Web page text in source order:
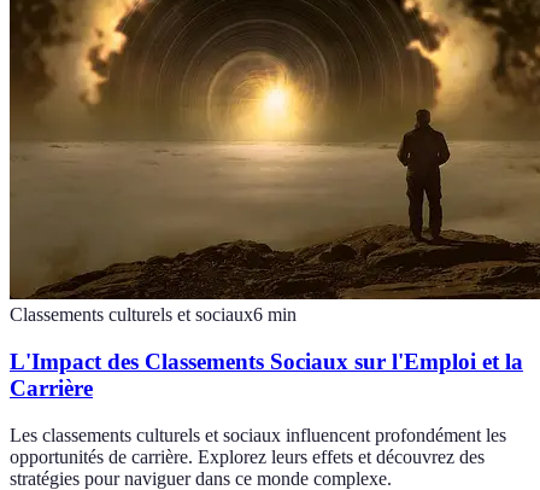
Classements culturels et sociaux6 min
L'Impact des Classements Sociaux sur l'Emploi et la
Carrière
Les classements culturels et sociaux influencent profondément les
opportunités de carrière. Explorez leurs effets et découvrez des
stratégies pour naviguer dans ce monde complexe.